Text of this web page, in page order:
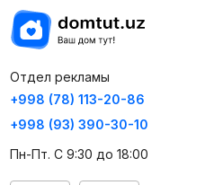
Отдел рекламы
+998 (78) 113-20-86
+998 (93) 390-30-10
Пн-Пт. С 9:30 до 18:00